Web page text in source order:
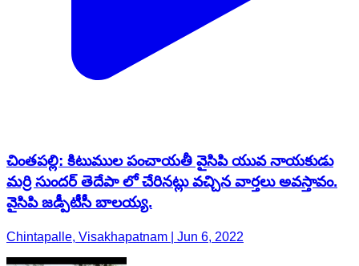
చింతపల్లి: కిటుముల పంచాయతీ వైసిపి యువ నాయకుడు
మర్రి సుందర్ తెదేపా లో చేరినట్లు వచ్చిన వార్తలు అవస్తావం.
వైసిపి జడ్పీటీసీ బాలయ్య.
Chintapalle, Visakhapatnam | Jun 6, 2022